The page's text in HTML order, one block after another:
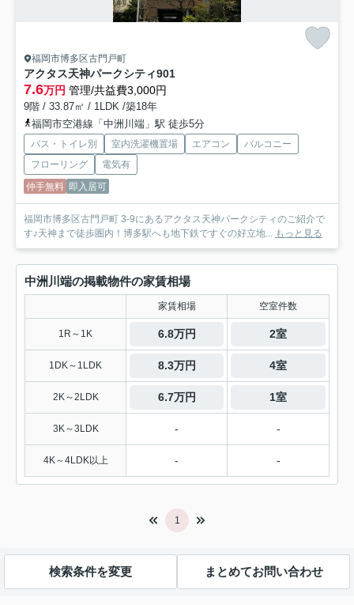
福岡市博多区古門戸町
アクタス天神パークシティ901
7.6万円 管理/共益費3,000円
9階 / 33.87㎡ / 1LDK /築18年
福岡市空港線「中洲川端」駅 徒歩5分
バス・トイレ別 室内洗濯機置場 エアコン
バルコニー
フローリング
電気有
仲手無料 即入居可
福岡市博多区古門戸町 3-9にあるアクタス天神パークシティのご紹介で
す♪天神まで徒歩圏内！博多駅へも地下鉄ですぐの好立地... もっと見る
中洲川端の掲載物件の家賃相場
家賃相場 空室件数
1R～1K 6.8万円 2室
1DK～1LDK 8.3万円 4室
2K～2LDK 6.7万円 1室
3K～3LDK - -
4K～4LDK以上 - -
1
検索条件を変更 まとめてお問い合わせ